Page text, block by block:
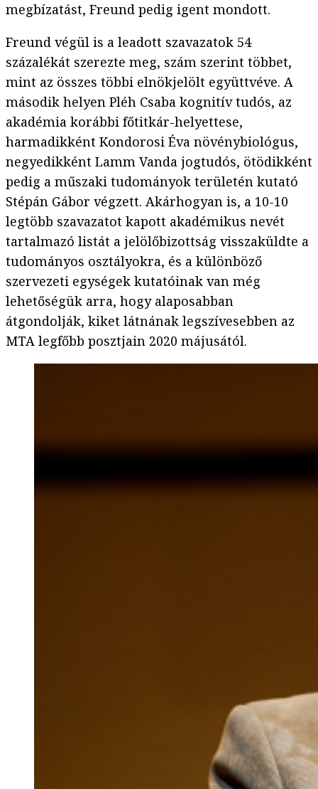
megbízatást, Freund pedig igent mondott.
Freund végül is a leadott szavazatok 54
százalékát szerezte meg, szám szerint többet,
mint az összes többi elnökjelölt együttvéve. A
második helyen Pléh Csaba kognitív tudós, az
akadémia korábbi főtitkár-helyettese,
harmadikként Kondorosi Éva növénybiológus,
negyedikként Lamm Vanda jogtudós, ötödikként
pedig a műszaki tudományok területén kutató
Stépán Gábor végzett. Akárhogyan is, a 10-10
legtöbb szavazatot kapott akadémikus nevét
tartalmazó listát a jelölőbizottság visszaküldte a
tudományos osztályokra, és a különböző
szervezeti egységek kutatóinak van még
lehetőségük arra, hogy alaposabban
átgondolják, kiket látnának legszívesebben az
MTA legfőbb posztjain 2020 májusától.